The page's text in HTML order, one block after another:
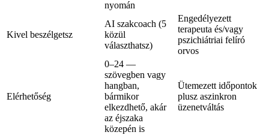
nyomán
Kivel beszélgetsz
AI szakcoach (5
közül
választhatsz)
Engedélyezett
terapeuta és/vagy
pszichiátriai felíró
orvos
Elérhetőség
0–24 —
szövegben vagy
hangban,
bármikor
elkezdhető, akár
az éjszaka
közepén is
Ütemezett időpontok
plusz aszinkron
üzenetváltás